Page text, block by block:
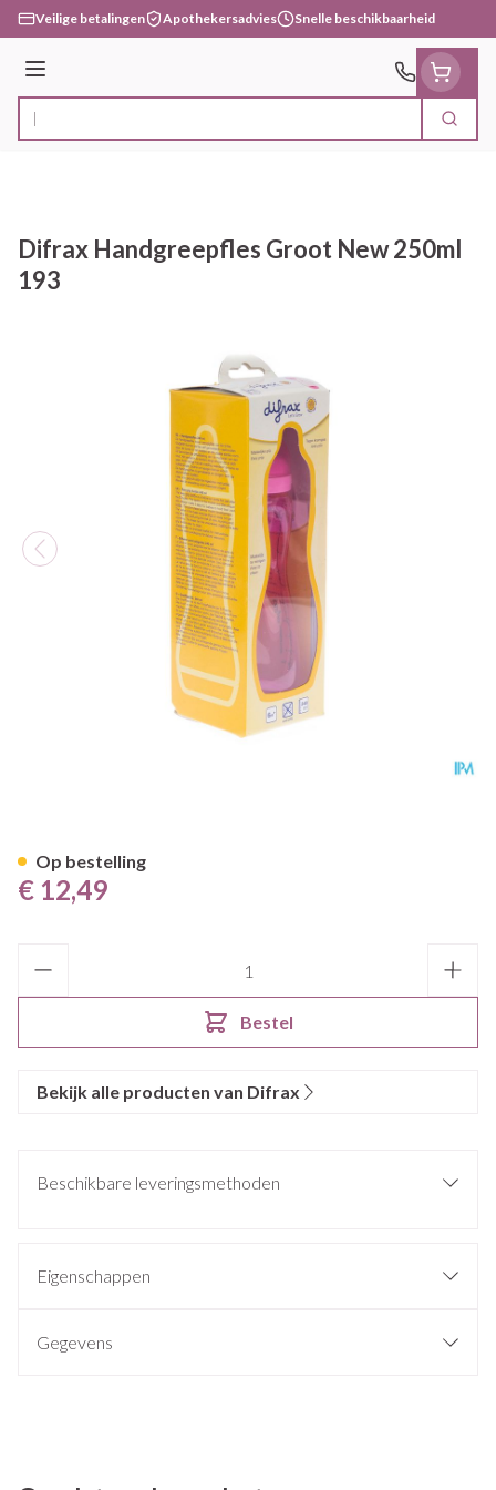
Ga naar de inhoud
Veilige betalingen Apothekersadvies Snelle beschikbaarheid
Menu
Product, merk, categorie... Zoek
Difrax Handgreepfles Groot New 250ml
193
€ 12,49
Bestel
Op bestelling
Bekijk alle producten van Difrax
Beschikbare leveringsmethoden
Eigenschappen
Gegevens